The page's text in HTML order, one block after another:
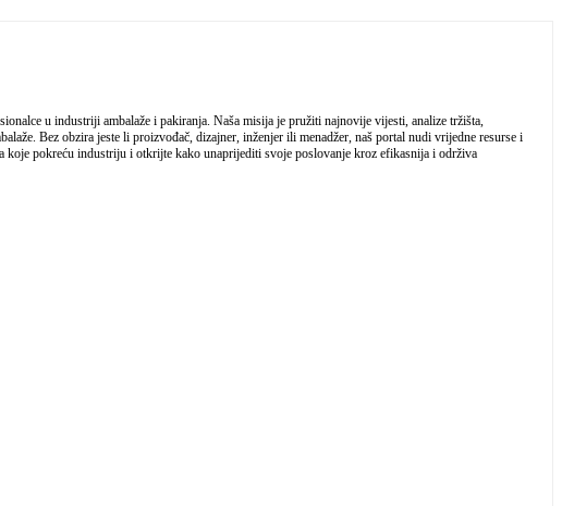
u industriji ambalaže i pakiranja. Naša misija je pružiti najnovije vijesti, analize tržišta,
Bez obzira jeste li proizvođač, dizajner, inženjer ili menadžer, naš portal nudi vrijedne resurse i
koje pokreću industriju i otkrijte kako unaprijediti svoje poslovanje kroz efikasnija i održiva